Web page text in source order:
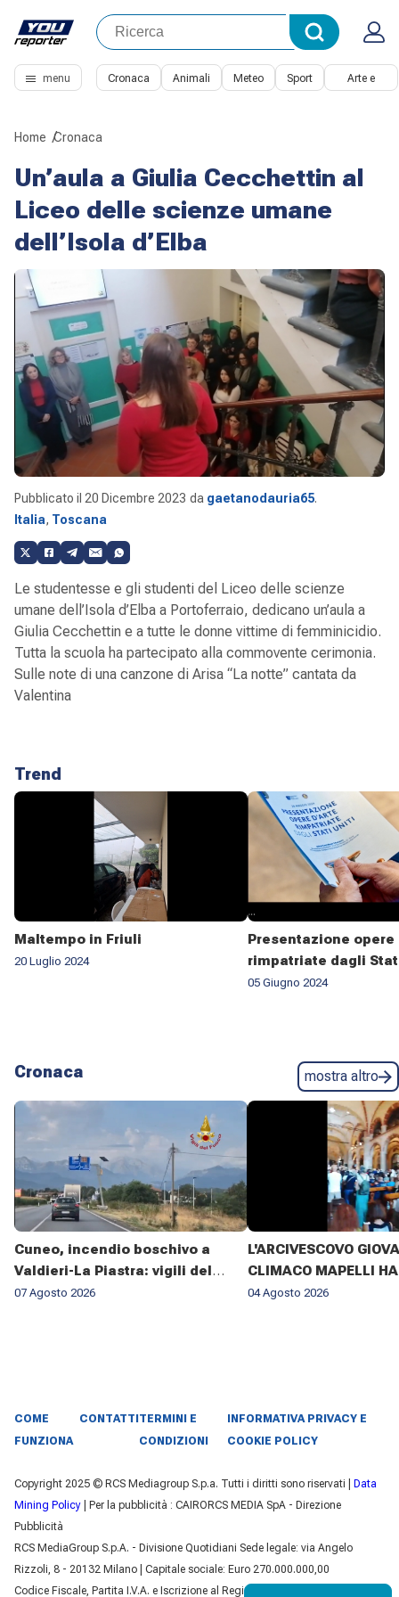
menu Cronaca Animali Meteo Sport Arte e
Home Cronaca
Un’aula a Giulia Cecchettin al
Liceo delle scienze umane
dell’Isola d’Elba
Pubblicato il 20 Dicembre 2023 da gaetanodauria65.
Italia, Toscana
Le studentesse e gli studenti del Liceo delle scienze
umane dell’Isola d’Elba a Portoferraio, dedicano un’aula a
Giulia Cecchettin e a tutte le donne vittime di femminicidio.
Tutta la scuola ha partecipato alla commovente cerimonia.
Sulle note di una canzone di Arisa “La notte” cantata da
Valentina
Trend
Maltempo in Friuli
20 Luglio 2024
Presentazione
rimpatriate dagli
05 Giugno 2024
Cronaca mostra altro
Cuneo, incendio boschivo a
Valdieri-La Piastra: vigili del
fuoco al lavoro da sette giorni
07 Agosto 2026
L'ARCIVESCOVO
CLIMACO MAPELLI HA
PRESENZIATO AL
04 Agosto 2026
COME
FUNZIONA
CONTATTI TERMINI E
CONDIZIONI
INFORMATIVA PRIVACY E
COOKIE POLICY
Copyright 2025 © RCS Mediagroup S.p.a. Tutti i diritti sono riservati |
Data
Mining Policy | Per la pubblicità : CAIRORCS MEDIA SpA - Direzione
Pubblicità
RCS MediaGroup S.p.A. - Divisione Quotidiani Sede legale: via Angelo
Rizzoli, 8 - 20132 Milano | Capitale sociale: Euro 270.000.000,00
Codice Fiscale, Partita I.V.A. e Iscrizione al Registro delle Imprese di Milano